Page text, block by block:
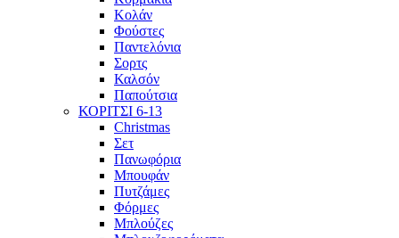
Κολάν
Φούστες
Παντελόνια
Σορτς
Καλσόν
Παπούτσια
ΚΟΡΙΤΣΙ 6-13
Christmas
Σετ
Πανωφόρια
Μπουφάν
Πυτζάμες
Φόρμες
Μπλούζες